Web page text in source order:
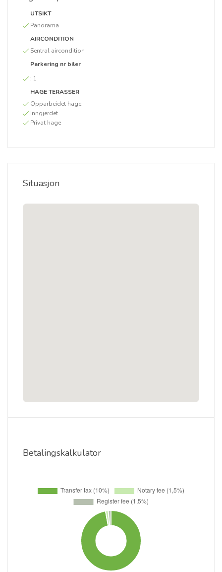
UTSIKT
Panorama
AIRCONDITION
Sentral aircondition
Parkering nr biler
: 1
HAGE TERASSER
Opparbeidet hage
Inngjerdet
Privat hage
Situasjon
Betalingskalkulator